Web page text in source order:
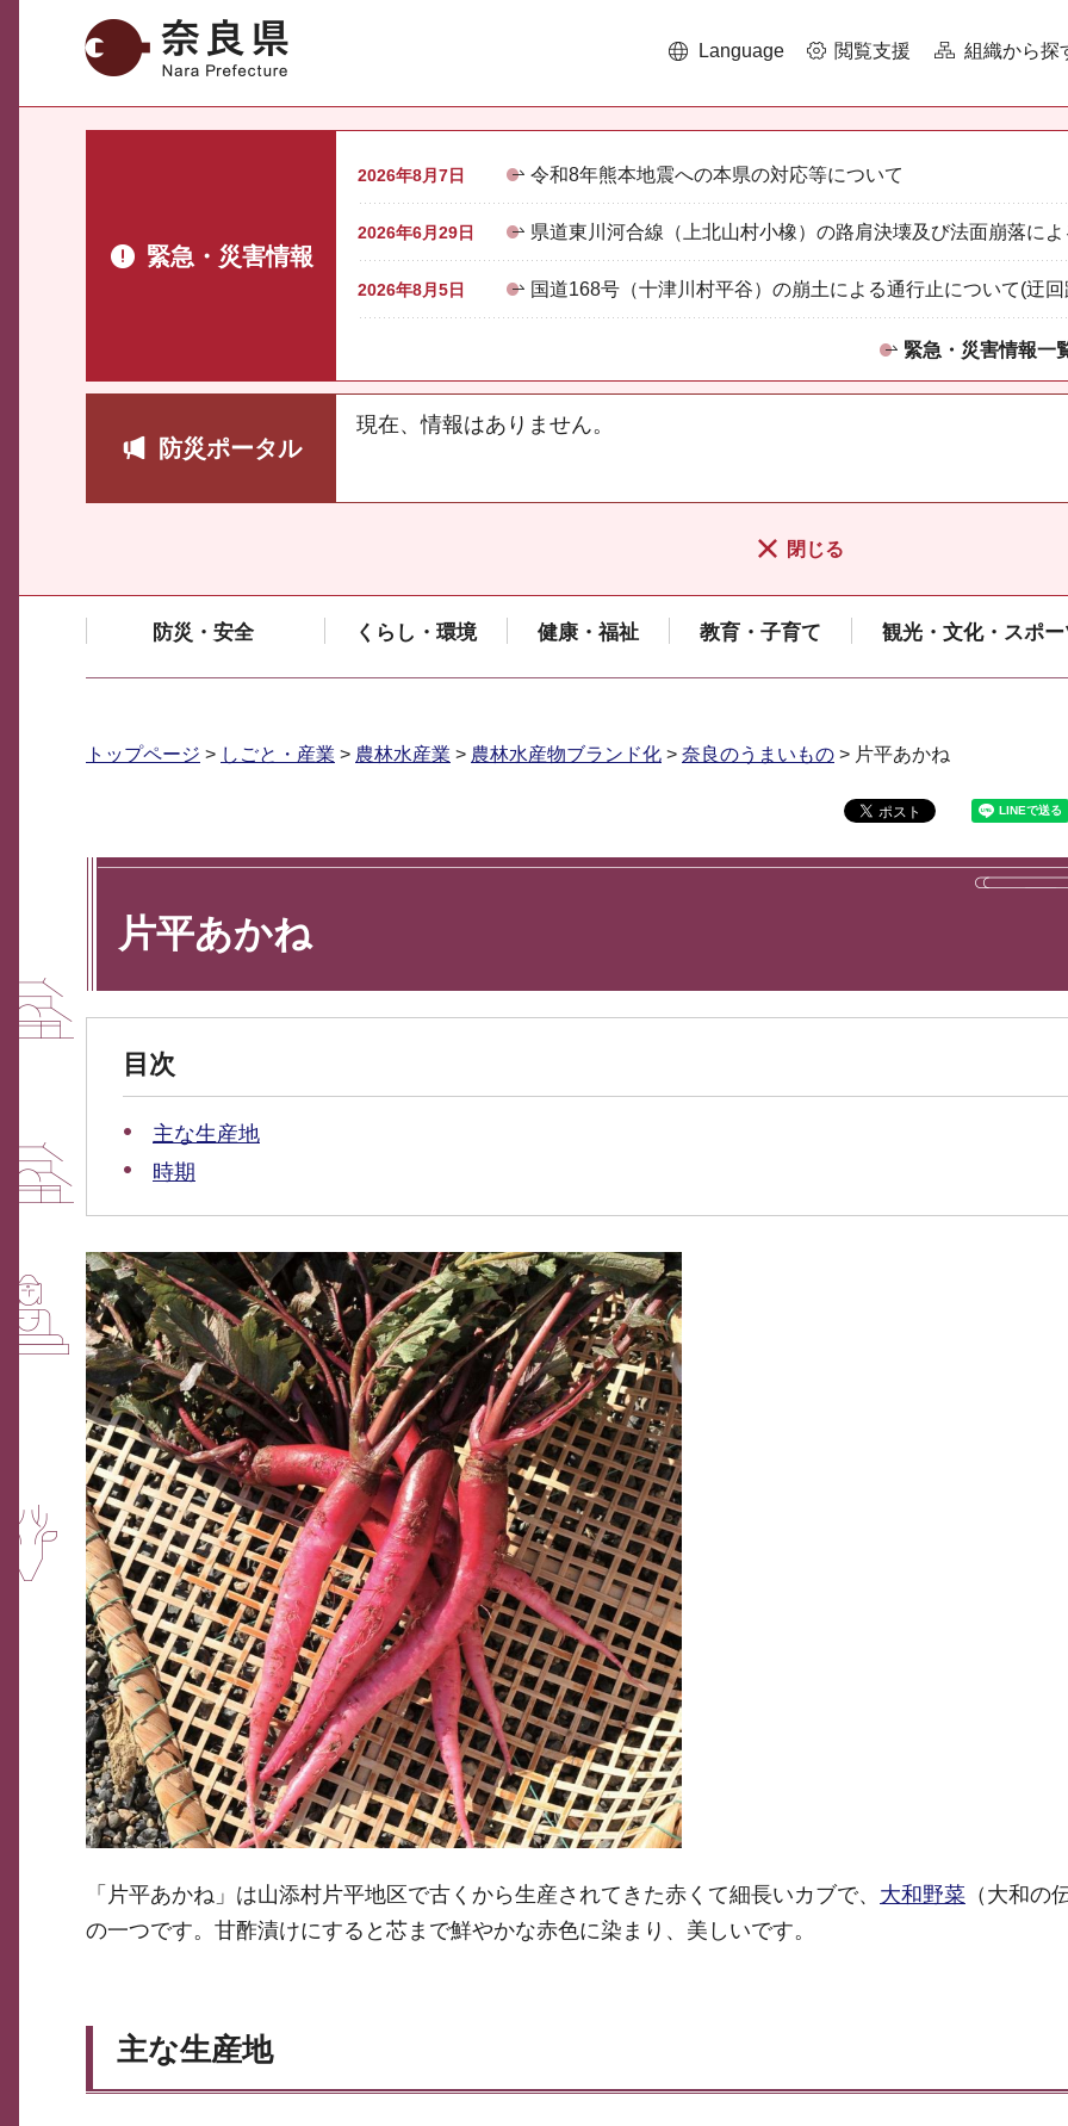
奈良県 Language 閲覧支援 組織から探
緊急・災害情報
2026年8月7日 令和8年熊本地震への本県の対応等について
2026年6月29日 県道東川河合線（上北山村小橡）の路肩決壊及び法面崩落に
2026年8月5日 国道168号（十津川村平谷）の崩土による通行止について(迂
緊急・災害情報一
防災ポータル
現在、情報はありません。
閉じる
防災・安全 くらし・環境 健康・福祉 教育・子育て 観光・文化・スポー
トップページ > しごと・産業 > 農林水産業 > 農林水産物ブランド化 > 奈良のうまいもの > 片平あかね
片平あかね
目次
主な生産地
時期
「片平あかね」は山添村片平地区で古くから生産されてきた赤くて細長いカブで、 大和野菜 （大和の
の一つです。甘酢漬けにすると芯まで鮮やかな赤色に染まり、美しいです。
主な生産地